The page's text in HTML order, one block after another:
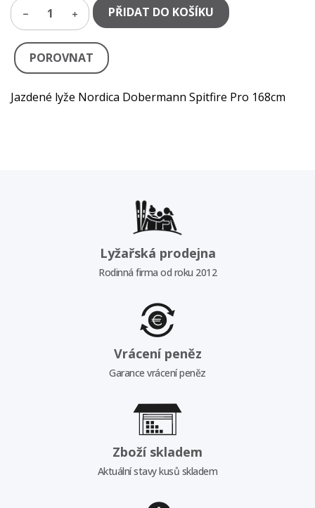
1 PŘIDAT DO KOŠÍKU
POROVNAT
Jazdené lyže Nordica Dobermann Spitfire Pro 168cm
Lyžařská prodejna
Rodinná firma od roku 2012
Vrácení peněz
Garance vrácení peněz
Zboží skladem
Aktuální stavy kusů skladem